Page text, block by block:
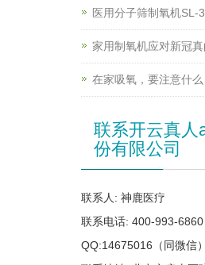
医用分子筛制氧机SL-
家用制氧机应对新冠真
在家吸氧，要注意什么
联系开云真人
份有限公司
联系人: 神鹿医疗
联系电话: 400-993-6860
QQ:14675016（同微信）